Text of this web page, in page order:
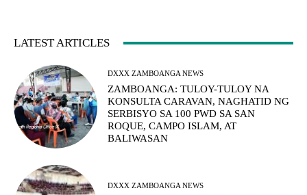
LATEST ARTICLES
DXXX ZAMBOANGA NEWS
ZAMBOANGA: TULOY-TULOY NA
KONSULTA CARAVAN, NAGHATID NG
SERBISYO SA 100 PWD SA SAN
ROQUE, CAMPO ISLAM, AT
BALIWASAN
DXXX ZAMBOANGA NEWS